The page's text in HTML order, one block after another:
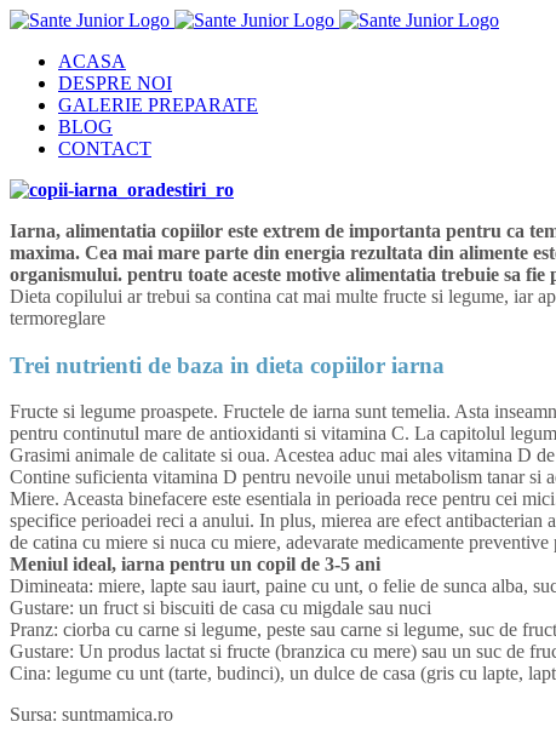
Skip
contentACASA
DESPRE NOI
GALERIE PREPARATE
BLOG
CONTACT
Iarna, alimentatia copiilor este extrem de importanta pentru ca
maxima. Cea mai mare parte din energia rezultata din alimente
organismului. pentru toate aceste motive alimentatia trebuie sa fie
Dieta copilului ar trebui sa contina cat mai multe fructe si legume, iar
termoreglare
Trei nutrienti de baza in dieta copiilor iarna
Fructe si legume proaspete. Fructele de iarna sunt temelia. Asta
pentru continutul mare de antioxidanti si vitamina C. La capitolul
Grasimi animale de calitate si oua. Acestea aduc mai ales vitamina D
Contine suficienta vitamina D pentru nevoile unui metabolism tanar si
Miere. Aceasta binefacere este esentiala in perioada rece pentru cei
specifice perioadei reci a anului. In plus, mierea are efect
de catina cu miere si nuca cu miere, adevarate medicamente preventive
Meniul ideal, iarna pentru un copil de 3-5 ani
Dimineata: miere, lapte sau iaurt, paine cu unt, o felie de sunca alba,
Gustare: un fruct si biscuiti de casa cu migdale sau nuci
Pranz: ciorba cu carne si legume, peste sau carne si legume, suc de
Gustare: Un produs lactat si fructe (branzica cu mere) sau un suc de
Cina: legume cu unt (tarte, budinci), un dulce de casa (gris cu lapte,
Sursa: suntmamica.ro